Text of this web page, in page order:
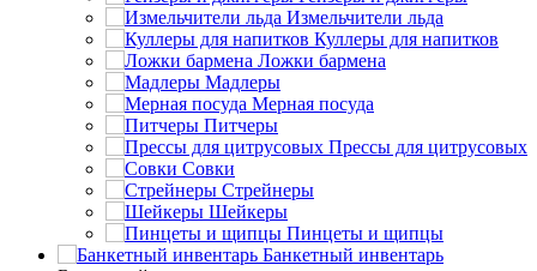
Измельчители льда
Куллеры для напитков
Ложки бармена
Мадлеры
Мерная посуда
Питчеры
Прессы для цитрусовых
Совки
Стрейнеры
Шейкеры
Пинцеты и щипцы
Банкетный инвентарь